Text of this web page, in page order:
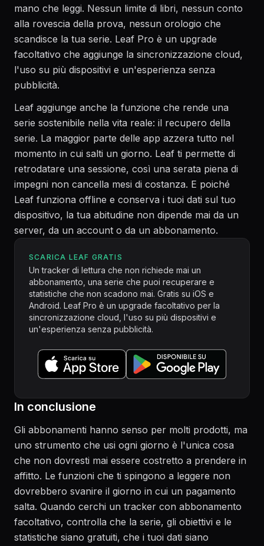
mano che leggi. Nessun limite di libri, nessun conto
alla rovescia della prova, nessun orologio che
scandisce la tua serie. Leaf Pro è un upgrade
facoltativo che aggiunge la sincronizzazione cloud,
l'uso su più dispositivi e un'esperienza senza
pubblicità.
Leaf aggiunge anche la funzione che rende una
serie sostenibile nella vita reale: il recupero della
serie. La maggior parte delle app azzera tutto nel
momento in cui salti un giorno. Leaf ti permette di
retrodatare una sessione, così una serata piena di
impegni non cancella mesi di costanza. E poiché
Leaf funziona offline e conserva i tuoi dati sul tuo
dispositivo, la tua abitudine non dipende mai da un
server, da un account o da un abbonamento.
SCARICA LEAF GRATIS
Un tracker di lettura che non richiede mai un
abbonamento, una serie che puoi recuperare e
statistiche che non scadono mai. Gratis su iOS e
Android. Leaf Pro è un upgrade facoltativo per la
sincronizzazione cloud, l'uso su più dispositivi e
un'esperienza senza pubblicità.
In conclusione
Gli abbonamenti hanno senso per molti prodotti, ma
uno strumento che usi ogni giorno è l'unica cosa
che non dovresti mai essere costretto a prendere in
affitto. Le funzioni che ti spingono a leggere non
dovrebbero svanire il giorno in cui un pagamento
salta. Quando cerchi un tracker con abbonamento
facoltativo, controlla che la serie, gli obiettivi e le
statistiche siano gratuiti, che i tuoi dati siano